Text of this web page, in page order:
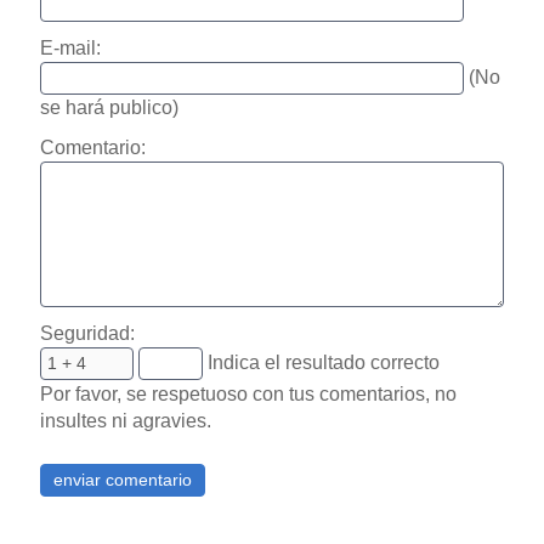
E-mail:
(No
se hará publico)
Comentario:
Seguridad:
Indica el resultado correcto
Por favor, se respetuoso con tus comentarios, no
insultes ni agravies.